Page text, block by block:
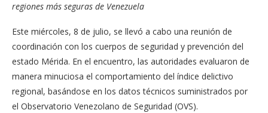
regiones más seguras de Venezuela
Este miércoles, 8 de julio, se llevó a cabo una reunión de
coordinación con los cuerpos de seguridad y prevención del
estado Mérida. En el encuentro, las autoridades evaluaron de
manera minuciosa el comportamiento del índice delictivo
regional, basándose en los datos técnicos suministrados por
el Observatorio Venezolano de Seguridad (OVS).